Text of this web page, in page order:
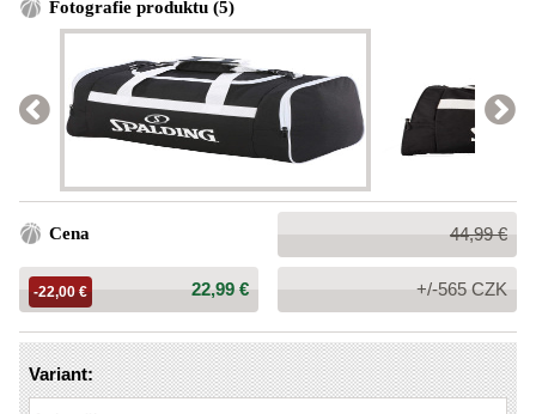
Fotografie produktu (5)
Cena
Bežná
cena:
44,99 €
Cena:
22,99 €
-22,00 € +/-565 CZK
Variant: